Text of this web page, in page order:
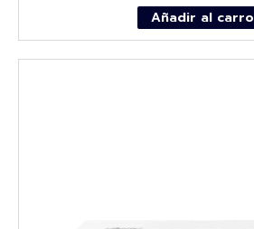
Añadir al carro